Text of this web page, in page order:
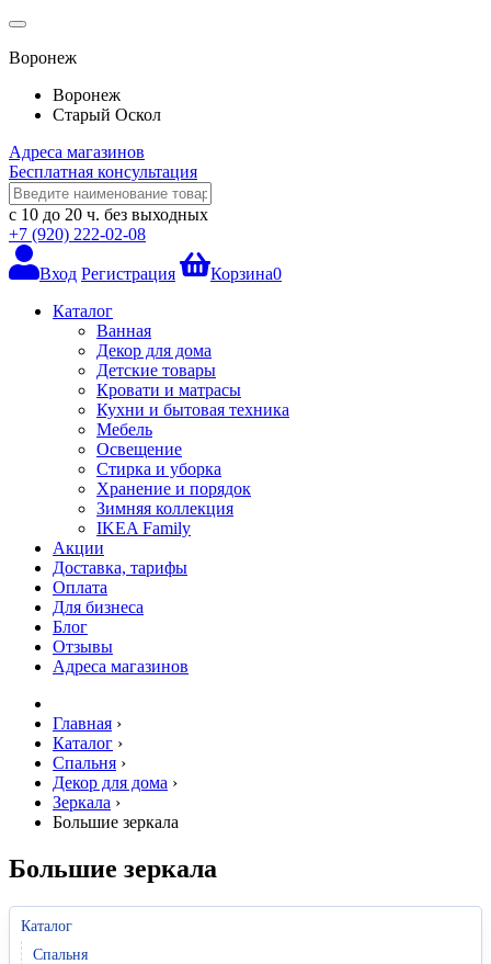
Воронеж
Воронеж
Старый Оскол
Адреса магазинов
Бесплатная консультация
с 10 до 20 ч. без выходных
+7 (920) 222-02-08
Вход Регистрация Корзина0
Каталог
Ванная
Декор для дома
Детские товары
Кровати и матрасы
Кухни и бытовая техника
Мебель
Освещение
Стирка и уборка
Хранение и порядок
Зимняя коллекция
IKEA Family
Акции
Доставка, тарифы
Оплата
Для бизнеса
Блог
Отзывы
Адреса магазинов
Главная ›
Каталог ›
Спальня ›
Декор для дома ›
Зеркала ›
Большие зеркала
Большие зеркала
Каталог
Спальня